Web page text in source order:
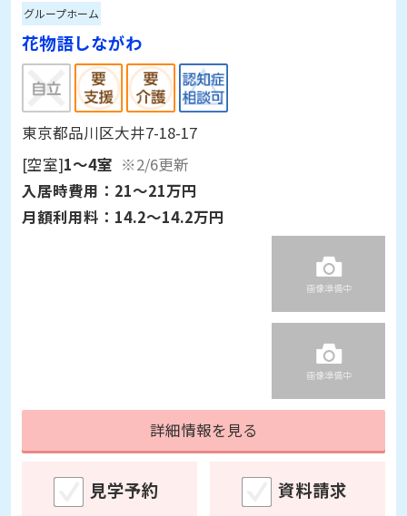
グループホーム
花物語しながわ
東京都品川区大井7-18-17
[空室]1～4室 ※2/6更新
入居時費用： 21～21万円
月額利用料： 14.2～14.2万円
詳細情報を見る
見学予約 資料請求